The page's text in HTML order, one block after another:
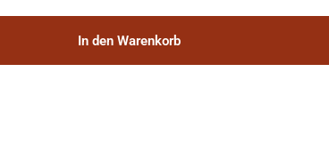
In den Warenkorb